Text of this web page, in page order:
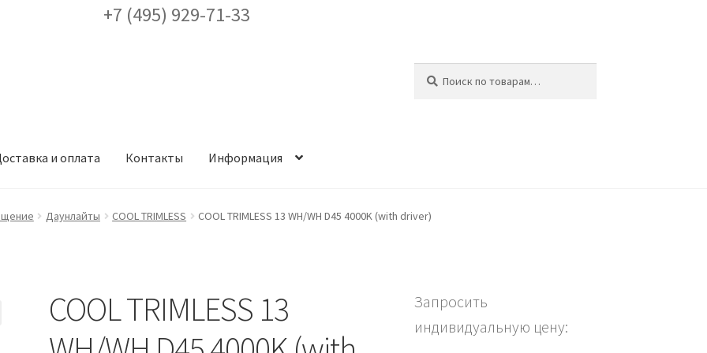
+7 (495) 929-71-33
и оплата Контакты Информация
Доставка и оплатаЗаказ проекта освещенияКонтактыКорзина
СертификатыТаблица выбора вводного щитка
Даунлайты COOL TRIMLESS COOL TRIMLESS 13 WH/WH D45 4000K (with driver)
COOL TRIMLESS 13
Запросить
индивидуальную цену: